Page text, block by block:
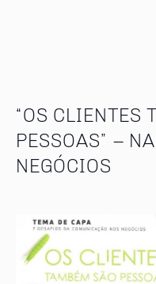
“OS CLIENTES
PESSOAS” –
NEGÓCIOS